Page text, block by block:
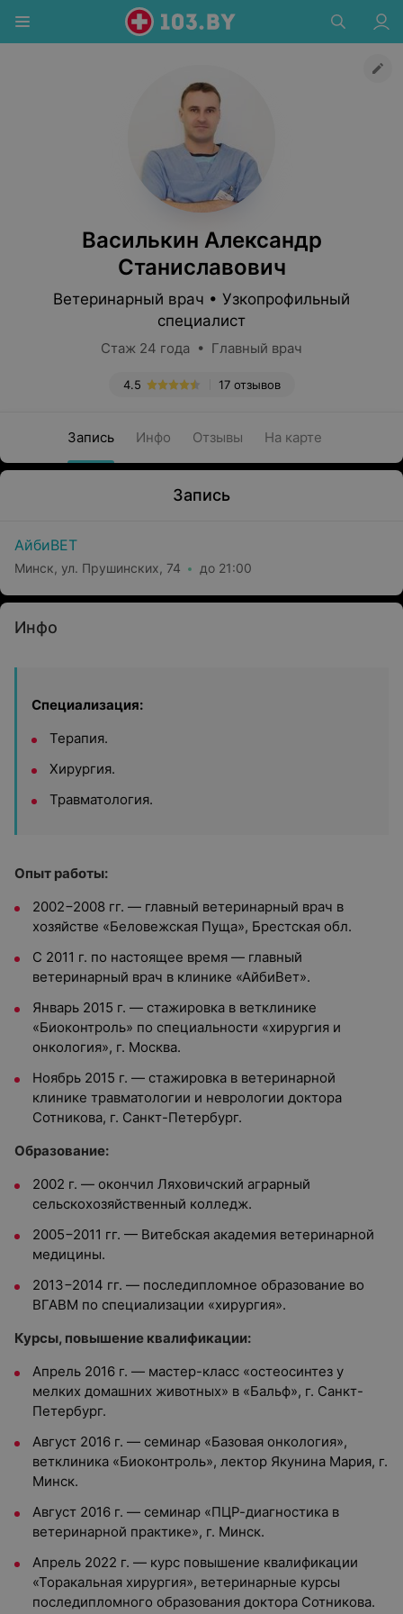
Василькин Александр
Станиславович
Ветеринарный врач • Узкопрофильный
специалист
Стаж 24 года • Главный врач
17 отзывов
4.5
Запись Инфо Отзывы На карте
Запись
АйбиВЕТ
Минск, ул. Прушинских, 74 до 21:00
Инфо
Специализация:
Терапия.
Хирургия.
Травматология.
Опыт работы:
2002−2008 гг. — главный ветеринарный врач в
хозяйстве «Беловежская Пуща», Брестская обл.
С 2011 г. по настоящее время — главный
ветеринарный врач в клинике «АйбиВет».
Январь 2015 г. — стажировка в ветклинике
«Биоконтроль» по специальности «хирургия и
онкология», г. Москва.
Ноябрь 2015 г. — стажировка в ветеринарной
клинике травматологии и неврологии доктора
Сотникова, г. Санкт-Петербург.
Образование:
2002 г. — окончил Ляховичский аграрный
сельскохозяйственный колледж.
2005−2011 гг. — Витебская академия ветеринарной
медицины.
2013−2014 гг. — последипломное образование во
ВГАВМ по специализации «хирургия».
Курсы, повышение квалификации:
Апрель 2016 г. — мастер-класс «остеосинтез у
мелких домашних животных» в «Бальф», г. Санкт-
Петербург.
Август 2016 г. — семинар «Базовая онкология»,
ветклиника «Биоконтроль», лектор Якунина Мария, г.
Минск.
Август 2016 г. — семинар «ПЦР-диагностика в
ветеринарной практике», г. Минск.
Апрель 2022 г. — курс повышение квалификации
«Торакальная хирургия», ветеринарные курсы
последипломного образования доктора Сотникова.